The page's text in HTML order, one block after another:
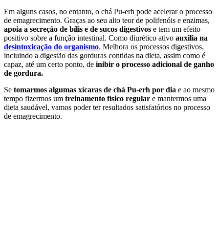
Em alguns casos, no entanto, o chá Pu-erh pode acelerar o processo
de emagrecimento. Graças ao seu alto teor de polifenóis e enzimas,
apoia a secreção de bílis e de sucos digestivos e tem um efeito
positivo sobre a função intestinal. Como diurético ativo auxilia na
desintoxicação do organismo. Melhora os processos digestivos,
incluindo a digestão das gorduras contidas na dieta, assim como é
capaz, até um certo ponto, de inibir o processo adicional de ganho
de gordura.
Se tomarmos algumas xícaras de chá Pu-erh por dia e ao mesmo
tempo fizermos um treinamento físico regular e mantermos uma
dieta saudável, vamos poder ter resultados satisfatórios no processo
de emagrecimento.